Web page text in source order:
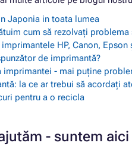
Japonia in toata lumea
cum să rezolvați
HP, Canon,
de imprimantă?
imprimantei - mai puține
la ce ar trebui să acordați
pentru a o recicla
- suntem